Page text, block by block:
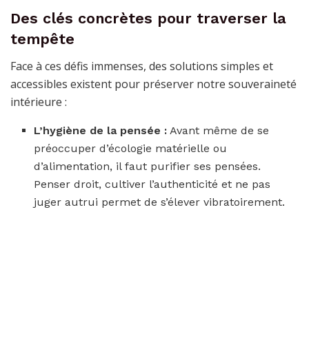
Des clés concrètes pour traverser la
tempête
Face à ces défis immenses, des solutions simples et
accessibles existent pour préserver notre souveraineté
intérieure :
L’hygiène de la pensée : Avant même de se
préoccuper d’écologie matérielle ou
d’alimentation, il faut purifier ses pensées.
Penser droit, cultiver l’authenticité et ne pas
juger autrui permet de s’élever vibratoirement.